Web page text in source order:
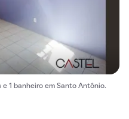
e 1 banheiro em Santo Antônio.